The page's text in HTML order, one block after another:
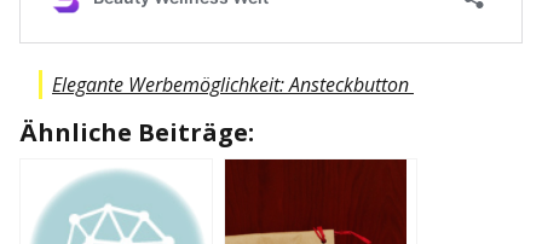
Elegante Werbemöglichkeit: Ansteckbutton
Ähnliche Beiträge: